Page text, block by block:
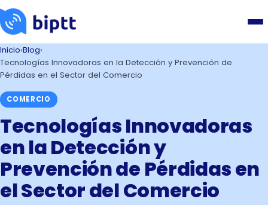
Inicio›Blog›
Tecnologías Innovadoras en la Detección y Prevención de
Pérdidas en el Sector del Comercio
COMERCIO
Tecnologías Innovadoras
en la Detección y
Prevención de Pérdidas en
el Sector del Comercio